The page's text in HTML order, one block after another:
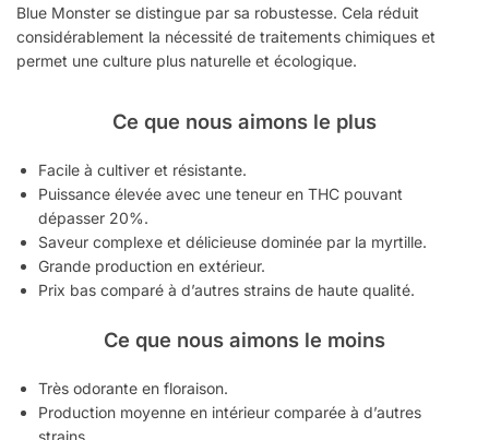
Blue Monster se distingue par sa robustesse. Cela réduit
considérablement la nécessité de traitements chimiques et
permet une culture plus naturelle et écologique.
Ce que nous aimons le plus
Facile à cultiver et résistante.
Puissance élevée avec une teneur en THC pouvant
dépasser 20%.
Saveur complexe et délicieuse dominée par la myrtille.
Grande production en extérieur.
Prix bas comparé à d’autres strains de haute qualité.
Ce que nous aimons le moins
Très odorante en floraison.
Production moyenne en intérieur comparée à d’autres